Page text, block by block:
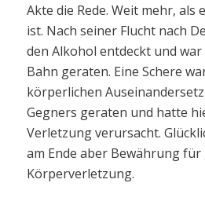
Akte die Rede. Weit mehr,
ist. Nach seiner Flucht nach
den Alkohol entdeckt und
Bahn geraten. Eine Schere
körperlichen
Gegners geraten und hatte
Verletzung verursacht.
am Ende aber Bewährung
Körperverletzung.